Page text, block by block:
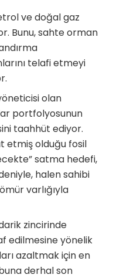
ve doğal gaz
Bunu, sahte orman
telafi etmeyi
olan
portfolyosunun
taahhüt ediyor.
etmiş olduğu fosil
satma hedefi,
halen sahibi
varlığıyla
zincirinde
edilmesine yönelik
azaltmak için en
derhal son